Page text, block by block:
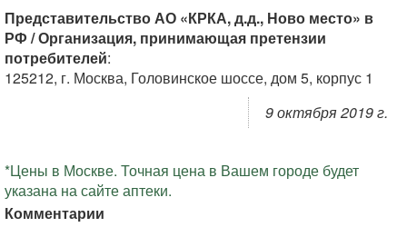
Представительство АО «КРКА, д.д., Ново место» в
РФ / Организация, принимающая претензии
потребителей:
125212, г. Москва, Головинское шоссе, дом 5, корпус 1
9 октября 2019 г.
*Цены в Москве. Точная цена в Вашем городе будет
указана на сайте аптеки.
Комментарии